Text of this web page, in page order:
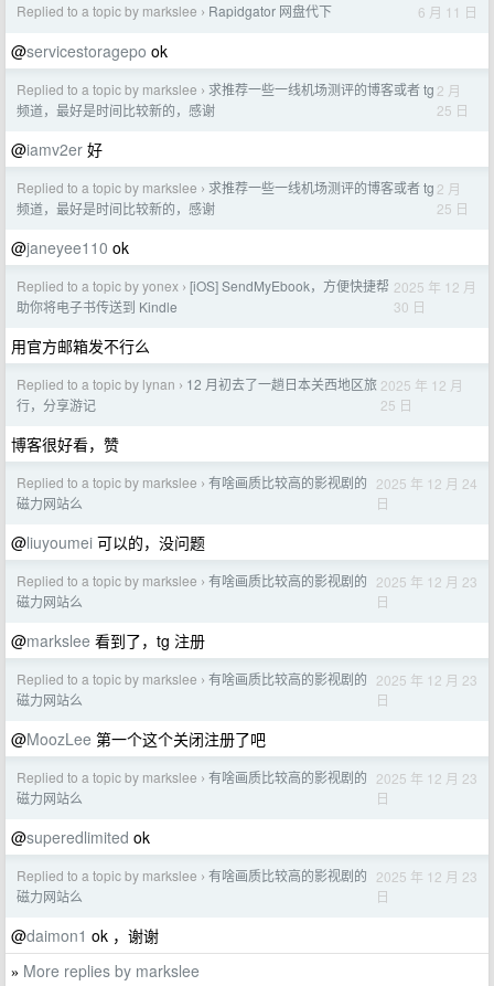
Replied to a topic by markslee › Rapidgator 网盘代下 6 月 11 日
@servicestoragepo ok
Replied to a topic by markslee › 求推荐一些一线机场测评的博客或者 tg
频道，最好是时间比较新的，感谢
2 月
25 日
@iamv2er 好
Replied to a topic by markslee › 求推荐一些一线机场测评的博客或者 tg
频道，最好是时间比较新的，感谢
2 月
25 日
@janeyee110 ok
Replied to a topic by yonex › [iOS] SendMyEbook，方便快捷帮
助你将电子书传送到 Kindle
2025 年 12 月
30 日
用官方邮箱发不行么
Replied to a topic by lynan › 12 月初去了一趟日本关西地区旅
行，分享游记
2025 年 12 月
25 日
博客很好看，赞
Replied to a topic by markslee › 有啥画质比较高的影视剧的
磁力网站么
2025 年 12 月 24
日
@liuyoumei 可以的，没问题
Replied to a topic by markslee › 有啥画质比较高的影视剧的
磁力网站么
2025 年 12 月 23
日
@markslee 看到了，tg 注册
Replied to a topic by markslee › 有啥画质比较高的影视剧的
磁力网站么
2025 年 12 月 23
日
@MoozLee 第一个这个关闭注册了吧
Replied to a topic by markslee › 有啥画质比较高的影视剧的
磁力网站么
2025 年 12 月 23
日
@superedlimited ok
Replied to a topic by markslee › 有啥画质比较高的影视剧的
磁力网站么
2025 年 12 月 23
日
@daimon1 ok ，谢谢
» More replies by markslee